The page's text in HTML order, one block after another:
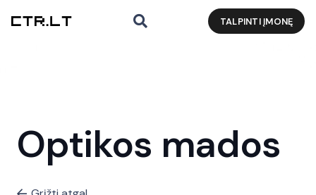
TALPINTI ĮMONĘ
Optikos mados